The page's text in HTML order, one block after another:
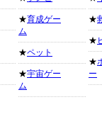
★育成ゲー
ム
★ペット
★宇宙ゲー
ム
★
★
★
ー